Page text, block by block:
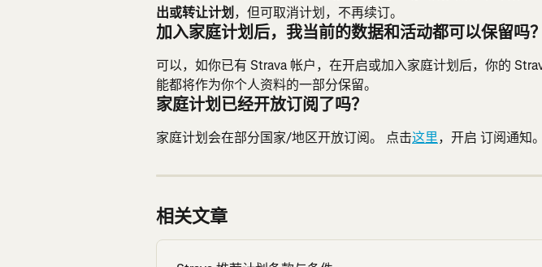
出或转让计划，但可取消计划，不再续订。
加入家庭计划后，我当前的数据和活动都可以保留吗？
可以，如你已有 Strava 帐户，在开启或加入家庭计划后，你的
能都将作为你个人资料的一部分保留。
家庭计划已经开放订阅了吗？
家庭计划会在部分国家/地区开放订阅。 点击这里，开启 订阅通知。
相关文章